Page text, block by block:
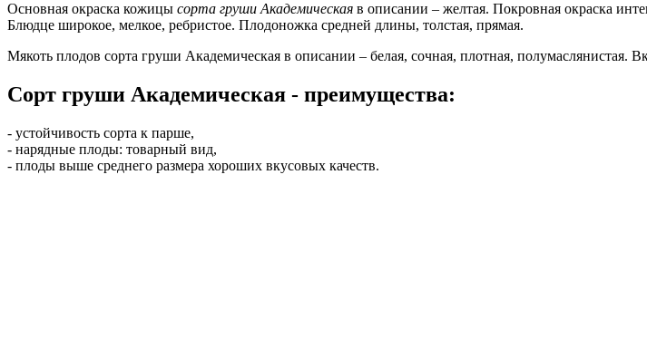
Основная окраска кожицы сорта груши Академическая в описании – желтая. Покровная окраска
Блюдце широкое, мелкое, ребристое. Плодоножка средней длины, толстая, прямая.
Мякоть плодов сорта груши Академическая в описании – белая, сочная, плотная, полумаслянистая.
Сорт груши Академическая - преимущества:
- устойчивость сорта к парше,
- нарядные плоды: товарный вид,
- плоды выше среднего размера хороших вкусовых качеств.